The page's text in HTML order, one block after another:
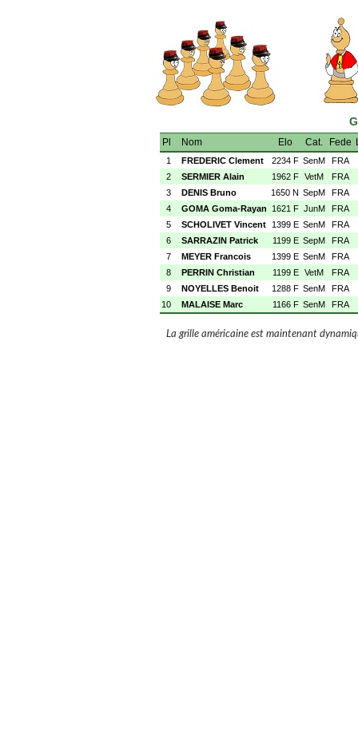
Pl Nom Elo Cat. Fede
1 FREDERIC Clement 2234 F SenM
FRA
2
SERMIER Alain 1962 F VetM
FRA
3
DENIS Bruno 1650 N SepM
FRA
4
GOMA Goma-Rayan 1621 F JunM
FRA
5
SCHOLIVET Vincent 1399 E SenM
FRA
6
SARRAZIN Patrick 1199 E SepM
FRA
7
MEYER Francois 1399 E SenM
FRA
8
PERRIN Christian 1199 E VetM
FRA
9
NOYELLES Benoit 1288 F SenM
FRA
10
MALAISE Marc 1166 F SenM FRA
La grille américaine est maintenant